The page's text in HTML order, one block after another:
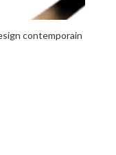
contemporain